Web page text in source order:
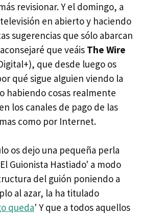
revisionar. Y el domingo, a
en abierto y haciendo
sugerencias que sólo abarcan
que veáis The Wire
que desde luego os
qué sigue alguien viendo la
habiendo cosas realmente
los canales de pago de las
como por Internet.
os dejo una pequeña perla
Guionista Hastiado' a modo
del guión poniendo a
al azar, la ha titulado
queda' Y que a todos aquellos